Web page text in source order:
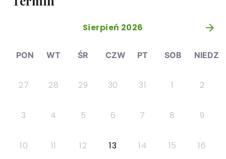
Sierpień 2026 »
PON WT ŚR CZW PT SOB NIEDZ
27 28 29 30 31 1 2
3 4 5 6 7 8 9
10 11 12 13 14 15 16